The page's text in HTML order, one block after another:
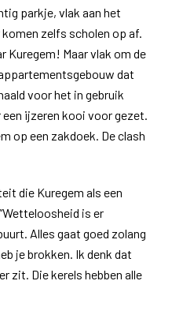
parkje, vlak aan het
zelfs scholen op af.
Kuregem! Maar vlak om de
dat
voor het in gebruik
ijzeren kooi voor gezet.
op een zakdoek. De clash
die Kuregem als een
is er
Alles gaat goed zolang
je brokken. Ik denk dat
zit. Die kerels hebben alle